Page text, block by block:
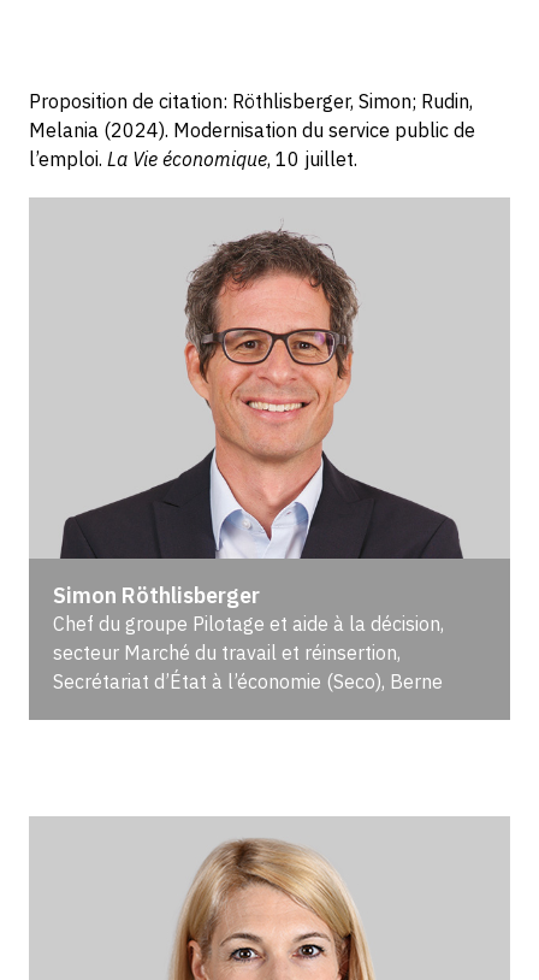
Proposition de citation: Röthlisberger, Simon; Rudin,
Melania (2024). Modernisation du service public de
l’emploi. La Vie économique, 10 juillet.
Simon Röthlisberger
Chef du groupe Pilotage et aide à la décision,
secteur Marché du travail et réinsertion,
Secrétariat d’État à l’économie (Seco), Berne